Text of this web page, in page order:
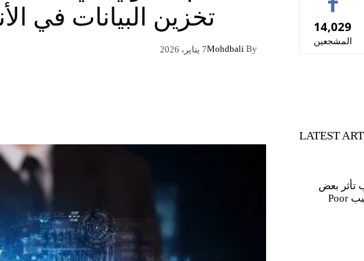
تخزين البيانات في
By
Mohdbali7 يناير، 2026
14,029
المشجعين
LATEST
تأثر بعض
الأدمغة بشكل أكبر بسبب Poor